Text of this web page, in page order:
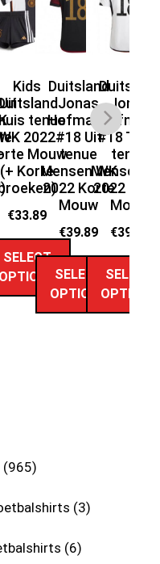
Kids
tenue
2022
Mouw
(+ Korte
€33.89
SELECT
OPTIONS
Duitsland
Jonas
Hofmann
#18 Uit
tenue
Mensen WK
2022 Korte
Mouw
€39.89
SELECT
OPTIONS
Duitsland
Jonas
Hofmann
#18
tenue
Mensen
2022
Mouw
€39.89
SELECT
OPTIONS
965
3
6